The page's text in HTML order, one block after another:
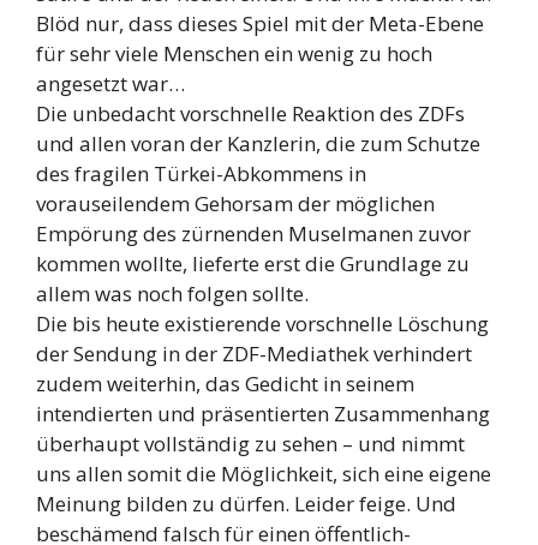
Blöd nur, dass dieses Spiel mit der Meta-Ebene
für sehr viele Menschen ein wenig zu hoch
angesetzt war…
Die unbedacht vorschnelle Reaktion des ZDFs
und allen voran der Kanzlerin, die zum Schutze
des fragilen Türkei-Abkommens in
vorauseilendem Gehorsam der möglichen
Empörung des zürnenden Muselmanen zuvor
kommen wollte, lieferte erst die Grundlage zu
allem was noch folgen sollte.
Die bis heute existierende vorschnelle Löschung
der Sendung in der ZDF-Mediathek verhindert
zudem weiterhin, das Gedicht in seinem
intendierten und präsentierten Zusammenhang
überhaupt vollständig zu sehen – und nimmt
uns allen somit die Möglichkeit, sich eine eigene
Meinung bilden zu dürfen. Leider feige. Und
beschämend falsch für einen öffentlich-